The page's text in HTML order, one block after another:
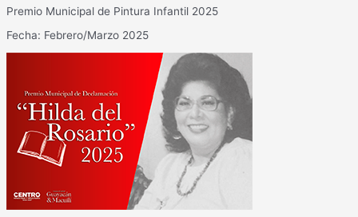
Premio Municipal de Pintura Infantil 2025
Fecha: Febrero/Marzo 2025